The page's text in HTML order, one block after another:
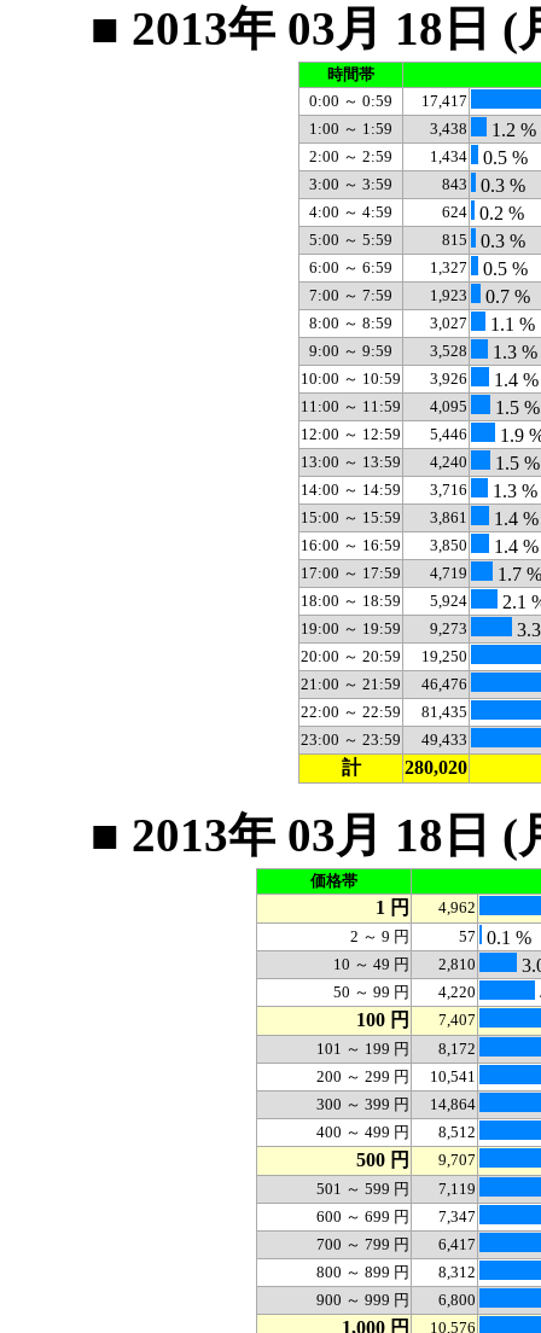
■ 2013年 03月 18日
時間帯
0:00 ～ 0:59
17,417
1:00 ～ 1:59
3,438 1.2 %
2:00 ～ 2:59 1,434 0.5 %
3:00 ～ 3:59 843 0.3 %
4:00 ～ 4:59 624 0.2 %
5:00 ～ 5:59 815 0.3 %
6:00 ～ 6:59 1,327 0.5 %
7:00 ～ 7:59 1,923 0.7 %
8:00 ～ 8:59 3,027 1.1 %
9:00 ～ 9:59 3,528 1.3 %
10:00 ～ 10:59 3,926 1.4 %
11:00 ～ 11:59 4,095 1.5 %
12:00 ～ 12:59 5,446 1.9
13:00 ～ 13:59 4,240 1.5 %
14:00 ～ 14:59 3,716 1.3 %
15:00 ～ 15:59 3,861 1.4 %
16:00 ～ 16:59 3,850 1.4 %
17:00 ～ 17:59 4,719 1.7 %
18:00 ～ 18:59 5,924 2.1
19:00 ～ 19:59 9,273
20:00 ～ 20:59
19,250
21:00 ～ 21:59
46,476
22:00 ～ 22:59
81,435
23:00 ～ 23:59
49,433
計 280,020
■ 2013年 03月 18日
価格帯
1 円
4,962
2 ～ 9 円
57 0.1 %
10 ～ 49 円 2,810
50 ～ 99 円 4,220
100 円
7,407
101 ～ 199 円
8,172
200 ～ 299 円
10,541
300 ～ 399 円
14,864
400 ～ 499 円
8,512
500 円
9,707
501 ～ 599 円
7,119
600 ～ 699 円
7,347
700 ～ 799 円
6,417
800 ～ 899 円
8,312
900 ～ 999 円
6,800
1,000 円
10,576